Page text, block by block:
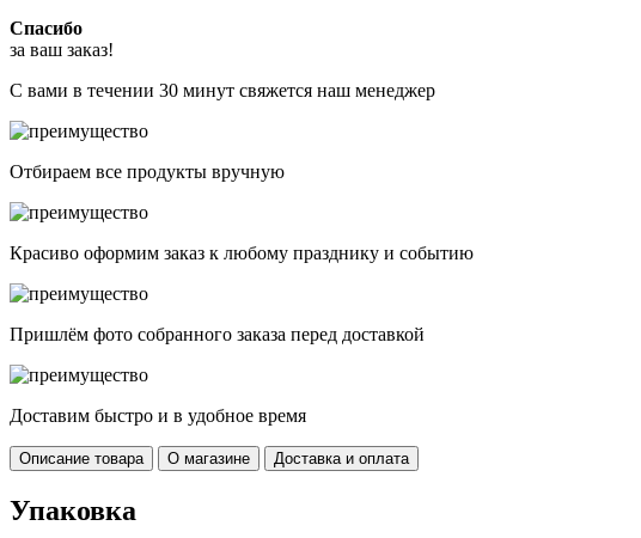
Спасибо
за ваш заказ!
С вами в течении 30 минут свяжется наш менеджер
Отбираем все продукты вручную
Красиво оформим заказ к любому празднику и событию
Пришлём фото собранного заказа перед доставкой
Доставим быстро и в удобное время
Описание товара О магазине Доставка и оплата
Упаковка